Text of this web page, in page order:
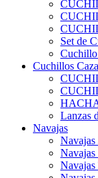
Set de
Cuchillos Caza
Lanzas
Navajas
Navajas
Navajas
Navajas